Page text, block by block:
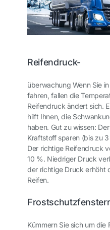
Reifendruck-
überwachung Wenn Sie
fahren, fallen die
Reifendruck ändert sich.
hilft Ihnen, die
haben. Gut zu wissen:
Kraftstoff sparen (bis zu
Der richtige Reifendruck
10 %. Niedriger Druck
der richtige Druck erhöht
Reifen.
Kümmern Sie sich um die